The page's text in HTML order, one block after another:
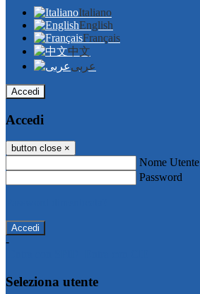
Italiano
English
Français
中文
عربى
Accedi
Accedi
button close ×
Nome Utente
Password
-
Seleziona utente